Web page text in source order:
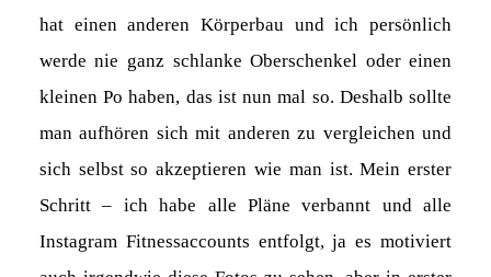
hat einen anderen Körperbau und ich persönlich
werde nie ganz schlanke Oberschenkel oder einen
kleinen Po haben, das ist nun mal so. Deshalb sollte
man aufhören sich mit anderen zu vergleichen und
sich selbst so akzeptieren wie man ist. Mein erster
Schritt – ich habe alle Pläne verbannt und alle
Instagram Fitnessaccounts entfolgt, ja es motiviert